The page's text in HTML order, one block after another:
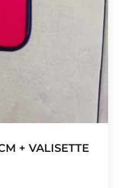
+ VALISETTE